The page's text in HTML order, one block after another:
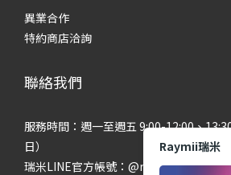
異業合作
特約商店洽詢
聯絡我們
服務時間：週一至週五 9:00-12:00、
日）
瑞米LINE官方帳號：@raymii
Raymii瑞米